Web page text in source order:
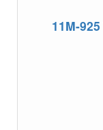
11M-925